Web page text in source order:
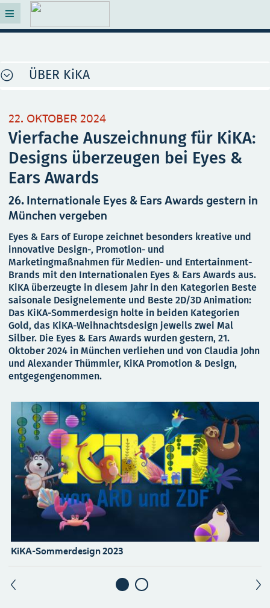
ÜBER KiKA
22. OKTOBER 2024
Vierfache Auszeichnung für KiKA:
Designs überzeugen bei Eyes &
Ears Awards
26. Internationale Eyes & Ears Awards gestern in
München vergeben
Eyes & Ears of Europe zeichnet besonders kreative und
innovative Design-, Promotion- und
Marketingmaßnahmen für Medien- und Entertainment-
Brands mit den Internationalen Eyes & Ears Awards aus.
KiKA überzeugte in diesem Jahr in den Kategorien Beste
saisonale Designelemente und Beste 2D/3D Animation:
Das KiKA-Sommerdesign holte in beiden Kategorien
Gold, das KiKA-Weihnachtsdesign jeweils zwei Mal
Silber. Die Eyes & Ears Awards wurden gestern, 21.
Oktober 2024 in München verliehen und von Claudia John
und Alexander Thümmler, KiKA Promotion & Design,
entgegengenommen.
KiKA-Sommerdesign 2023